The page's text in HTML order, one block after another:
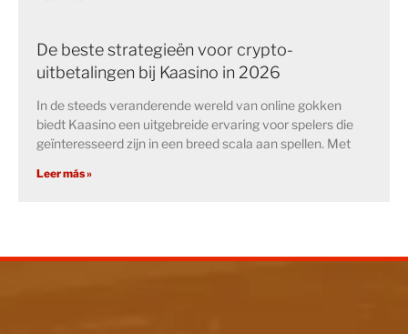
De beste strategieën voor crypto-
uitbetalingen bij Kaasino in 2026
In de steeds veranderende wereld van online gokken
biedt Kaasino een uitgebreide ervaring voor spelers die
geïnteresseerd zijn in een breed scala aan spellen. Met
Leer más »